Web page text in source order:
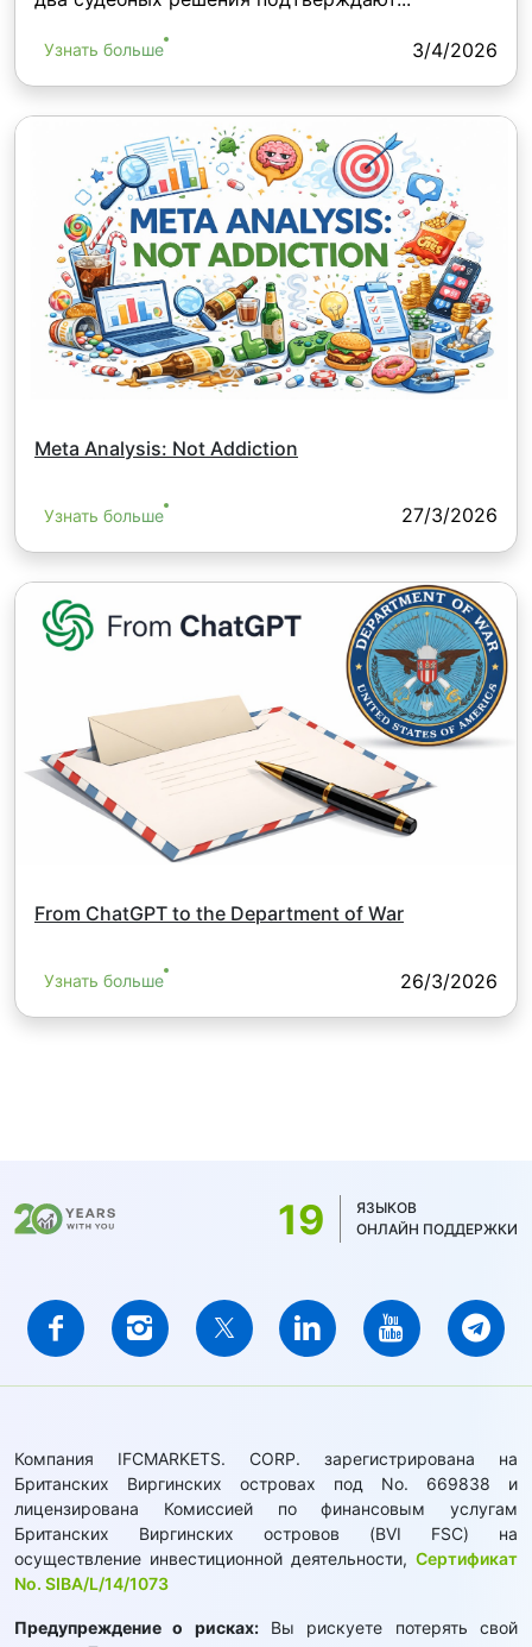
Узнать больше 3/4/2026
Meta Analysis: Not Addiction
Узнать больше 27/3/2026
From ChatGPT to the Department of War
Узнать больше 26/3/2026
19
ЯЗЫКОВ
ОНЛАЙН ПОДДЕРЖКИ
Компания IFCMARKETS. CORP. зарегистрирована на
Британских Виргинских островах под No. 669838 и
лицензирована Комиссией по финансовым услугам
Британских Виргинских островов (BVI FSC) на
осуществление инвестиционной деятельности, Сертификат
No. SIBA/L/14/1073
Предупреждение о рисках:Вы рискуете потерять свой